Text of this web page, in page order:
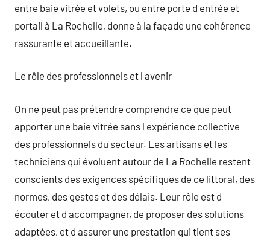
entre baie vitrée et volets, ou entre porte d entrée et
portail à La Rochelle, donne à la façade une cohérence
rassurante et accueillante.
Le rôle des professionnels et l avenir
On ne peut pas prétendre comprendre ce que peut
apporter une baie vitrée sans l expérience collective
des professionnels du secteur. Les artisans et les
techniciens qui évoluent autour de La Rochelle restent
conscients des exigences spécifiques de ce littoral, des
normes, des gestes et des délais. Leur rôle est d
écouter et d accompagner, de proposer des solutions
adaptées, et d assurer une prestation qui tient ses